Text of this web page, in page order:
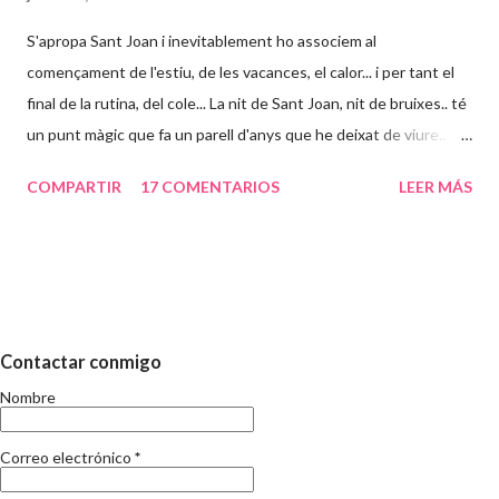
S'apropa Sant Joan i inevitablement ho associem al
començament de l'estiu, de les vacances, el calor... i per tant el
final de la rutina, del cole... La nit de Sant Joan, nit de bruixes.. té
un punt màgic que fa un parell d'anys que he deixat de viure..
acabats els examens canviava de vida i tot i treballar tot era
aporto res nou, si més no, el meu punt de vista el deveu deduir.
COMPARTIR 17 COMENTARIOS LEER MÁS
Contactar conmigo
Nombre
Correo electrónico *